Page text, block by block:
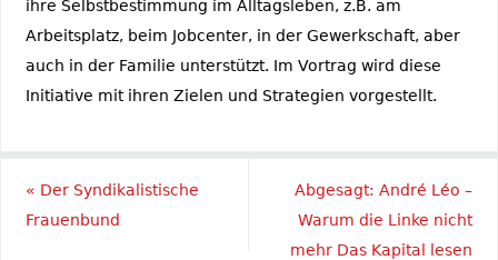
ihre Selbstbestimmung im Alltagsleben, z.B. am
Arbeitsplatz, beim Jobcenter, in der Gewerkschaft, aber
auch in der Familie unterstützt. Im Vortrag wird diese
Initiative mit ihren Zielen und Strategien vorgestellt.
« Der Syndikalistische
Frauenbund
Abgesagt: André Léo –
Warum die Linke nicht
mehr Das Kapital lesen